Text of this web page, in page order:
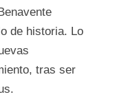
de historia. Lo
tras ser